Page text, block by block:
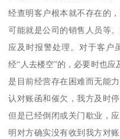
经查明客户根本就不存在的
可能就是公司的销售人员等
应及时报警处理。对于客户
经“人去楼空”的，必要时也应
是目前经营存在困难而无能
认对账函和催欠，我方及时
但是已经倒闭或关门歇业，
明对方确实没有收到我方对